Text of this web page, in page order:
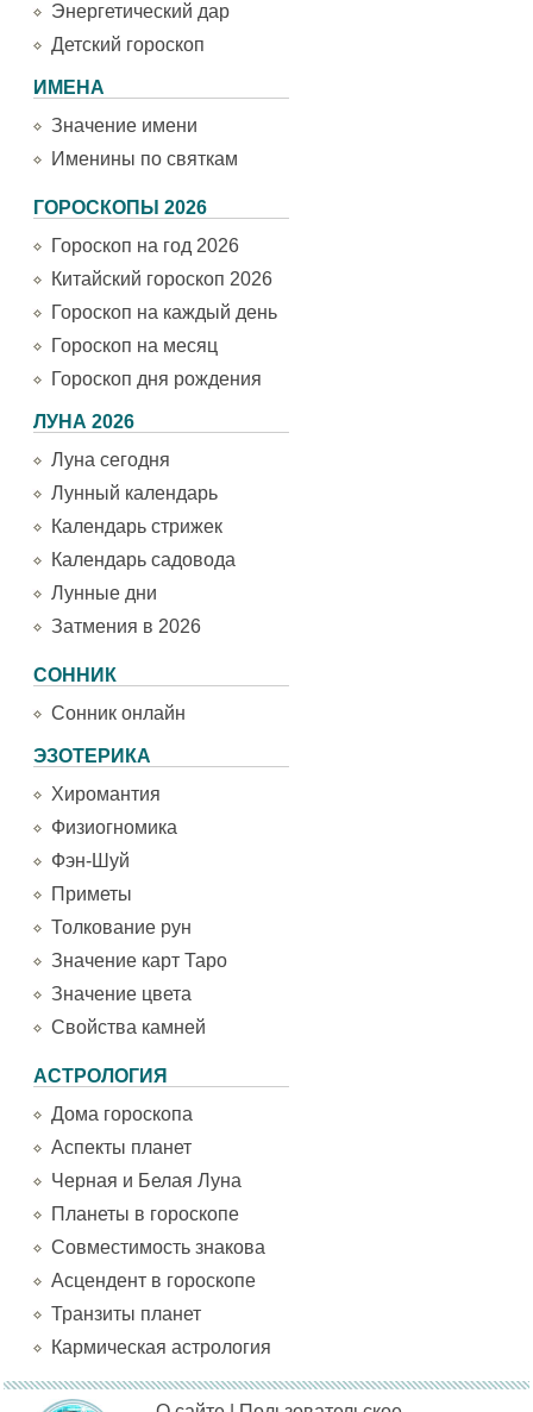
Энергетический дар
Детский гороскоп
ИМЕНА
Значение имени
Именины по святкам
ГОРОСКОПЫ 2026
Гороскоп на год 2026
Китайский гороскоп 2026
Гороскоп на каждый день
Гороскоп на месяц
Гороскоп дня рождения
ЛУНА 2026
Луна сегодня
Лунный календарь
Календарь стрижек
Календарь садовода
Лунные дни
Затмения в 2026
СОННИК
Сонник онлайн
ЭЗОТЕРИКА
Хиромантия
Физиогномика
Фэн-Шуй
Приметы
Толкование рун
Значение карт Таро
Значение цвета
Свойства камней
АСТРОЛОГИЯ
Дома гороскопа
Аспекты планет
Черная и Белая Луна
Планеты в гороскопе
Совместимость знакова
Асцендент в гороскопе
Транзиты планет
Кармическая астрология